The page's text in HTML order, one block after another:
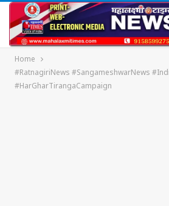
Home
#RatnagiriNews #SangameshwarNews
#HarGharTirangaCampaign